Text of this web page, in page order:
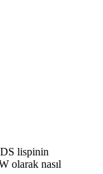
lispinin
olarak nasıl